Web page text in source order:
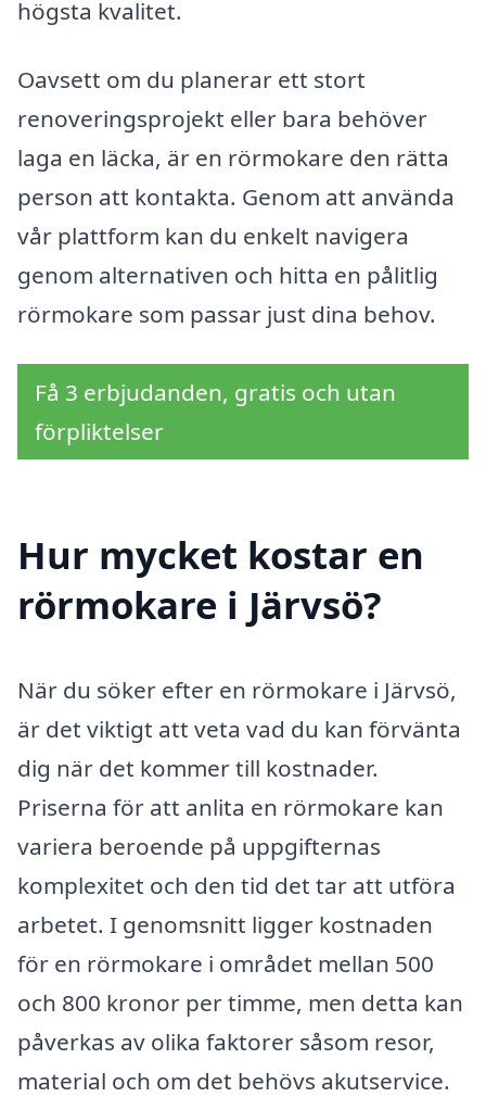
högsta kvalitet.
Oavsett om du planerar ett stort
renoveringsprojekt eller bara behöver
laga en läcka, är en rörmokare den rätta
person att kontakta. Genom att använda
vår plattform kan du enkelt navigera
genom alternativen och hitta en pålitlig
rörmokare som passar just dina behov.
Få 3 erbjudanden, gratis och utan
förpliktelser
Hur mycket kostar en
rörmokare i Järvsö?
När du söker efter en rörmokare i Järvsö,
är det viktigt att veta vad du kan förvänta
dig när det kommer till kostnader.
Priserna för att anlita en rörmokare kan
variera beroende på uppgifternas
komplexitet och den tid det tar att utföra
arbetet. I genomsnitt ligger kostnaden
för en rörmokare i området mellan 500
och 800 kronor per timme, men detta kan
påverkas av olika faktorer såsom resor,
material och om det behövs akutservice.